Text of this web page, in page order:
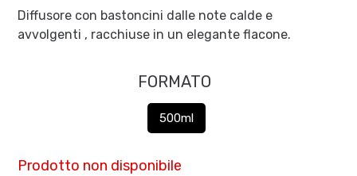
Diffusore con bastoncini dalle note calde e
avvolgenti , racchiuse in un elegante flacone.
FORMATO
500ml
Prodotto non disponibile